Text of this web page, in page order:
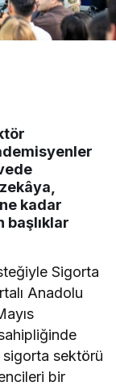
kadar
Sigorta
Anadolu
sektörü
bir